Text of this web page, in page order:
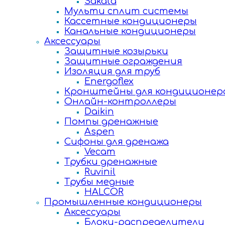
Мульти сплит системы
Кассетные кондиционеры
Канальные кондиционеры
Аксессуары
Защитные козырьки
Защитные ограждения
Изоляция для труб
Energoflex
Кронштейны для
Онлайн-контроллеры
Daikin
Помпы дренажные
Aspen
Сифоны для дренажа
Vecam
Трубки дренажные
Ruvinil
Трубы медные
HALCOR
Промышленные кондиционеры
Аксессуары
Блоки-распределители